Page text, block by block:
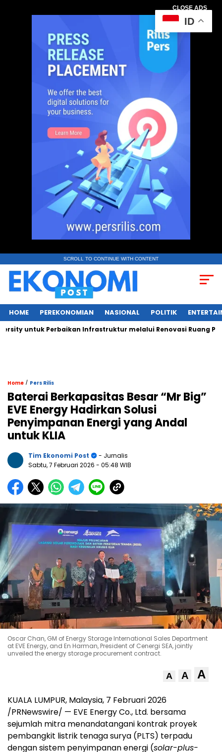
CLOSE ADS
SCROLL TO CONTINUE WITH CONTENT
HOME PEREKONOMIAN NASIONAL POLITIK
untuk Perbaikan Infrastruktur melalui Renovasi Ruang Publik
Home / Pers Rilis
Baterai Berkapasitas Besar “Mr Big”
EVE Energy Hadirkan Solusi
Penyimpanan Energi yang Andal
untuk KLIA
Tim Ekonomi Post
- Jurnalis
Sabtu, 7 Februari 2026 - 05:48 WIB
Oscar Chan, GM of Energy Storage International Sales Department
at EVE Energy, and En Harman, President of Cenergi SEA, jointly
unveiled the energy storage procurement contract.
A A A
KUALA LUMPUR, Malaysia, 7 Februari 2026
/PRNewswire/ — EVE Energy Co., Ltd. bersama
sejumlah mitra menandatangani kontrak proyek
pembangkit listrik tenaga surya (PLTS) terpadu
dengan sistem penyimpanan energi (solar-plus-
ID